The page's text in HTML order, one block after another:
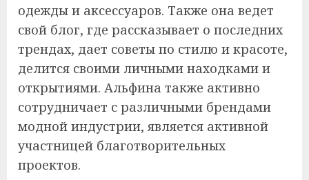
одежды и аксессуаров. Также она ведет
свой блог, где рассказывает о последних
трендах, дает советы по стилю и красоте,
делится своими личными находками и
открытиями. Альфина также активно
сотрудничает с различными брендами
модной индустрии, является активной
участницей благотворительных
проектов.